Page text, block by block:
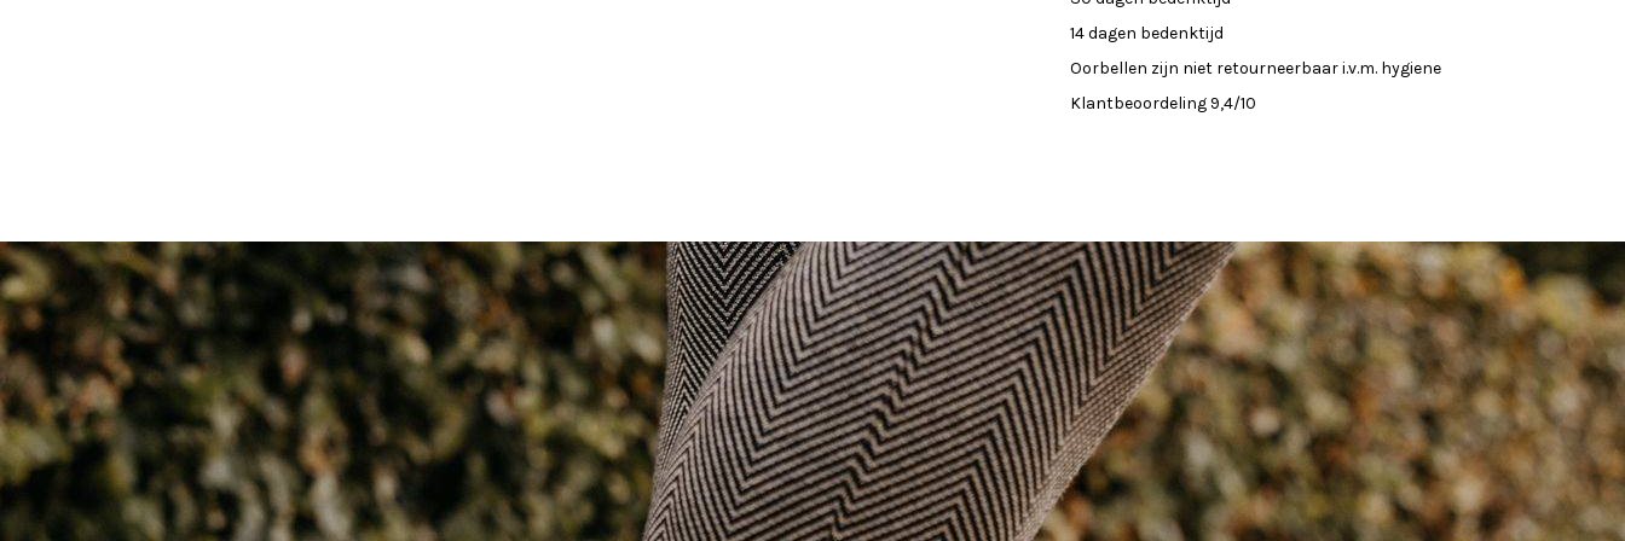
14 dagen bedenktijd
Oorbellen zijn niet retourneerbaar i.v.m. hygiene
Klantbeoordeling 9,4/10